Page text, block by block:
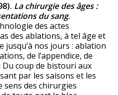
La chirurgie des âges :
du sang.
des actes
des ablations, à tel âge et
jusqu’à nos jours : ablation
de l’appendice, de
Du coup de bistouri aux
par les saisons et les
sens des chirurgies